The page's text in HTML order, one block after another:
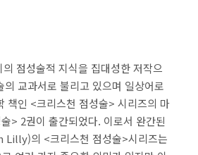
점성술적 지식을 집대성한 저작으
의 교과서로 불리고 있으며 일상어로
책인 <크리스천 점성술> 시리즈의 마
> 2권이 출간되었다. 이로서 완간된
Lilly)의 <크리스천 점성술>시리즈는